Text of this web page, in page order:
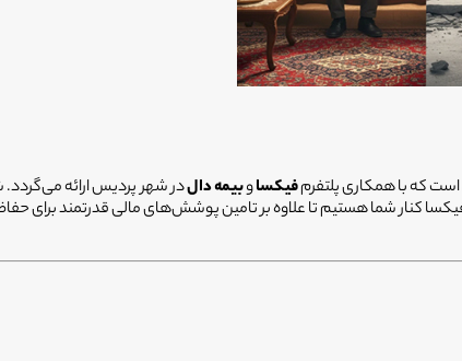
که با همکاری پلتفرمفیکساوبیمه دالدر شهر پردیس ارائه می‌گردد.
کنار شما هستیم تا علاوه بر تامین پوشش‌های مالی قدرتمند برای